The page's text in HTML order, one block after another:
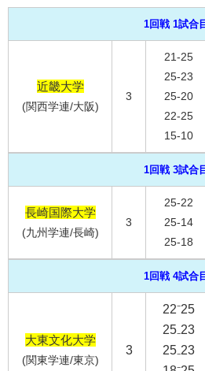
1回戦 1試合
近畿大学
(関西学連/大阪)
3
21-25
25-23
25-20
22-25
15-10
1回戦 3試合
長崎国際大学
(九州学連/長崎)
3
25-22
25-14
25-18
1回戦 4試合
大東文化大学
(関東学連/東京)
3
22⁻25
25₋23
25₋23